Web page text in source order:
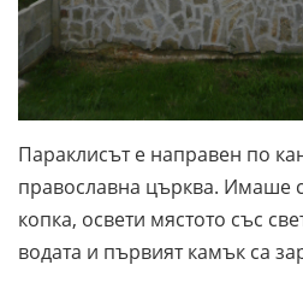
Параклисът е направен по
православна църква. Имаше
копка, освети мястото със
водата и първият камък са